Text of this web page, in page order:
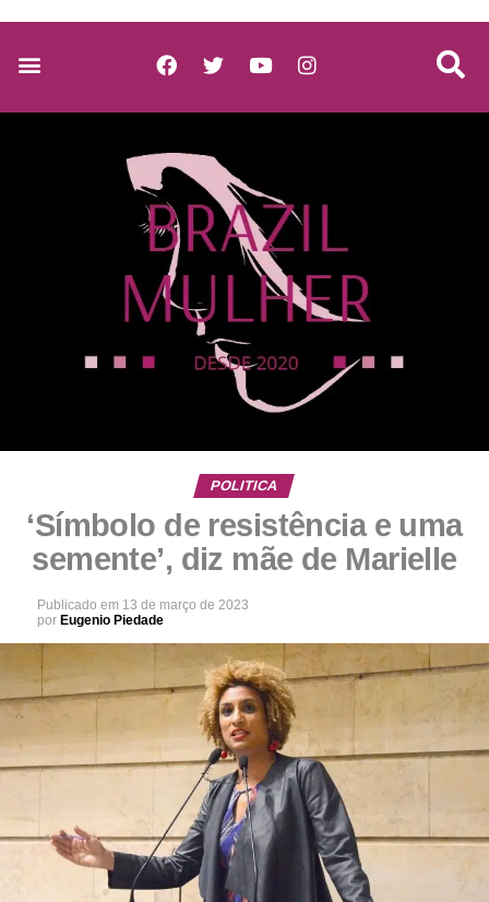
POLITICA
‘Símbolo de resistência e uma
semente’, diz mãe de Marielle
Publicado em 13 de março de 2023
por Eugenio Piedade